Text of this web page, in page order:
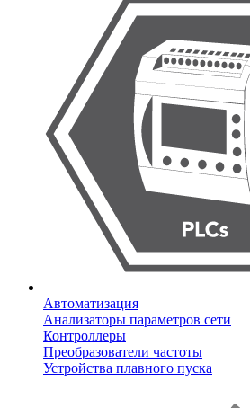
Автоматизация
Анализаторы параметров сети
Контроллеры
Преобразователи частоты
Устройства плавного пуска